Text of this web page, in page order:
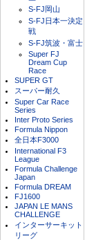
S-FJ岡山
S-FJ日本一決定
戦
S-FJ筑波・富士
Super FJ
Dream Cup
Race
SUPER GT
スーパー耐久
Super Car Race
Series
Inter Proto Series
Formula Nippon
全日本F3000
International F3
League
Formula Challenge
Japan
Formula DREAM
FJ1600
JAPAN LE MANS
CHALLENGE
インターサーキット
リーグ